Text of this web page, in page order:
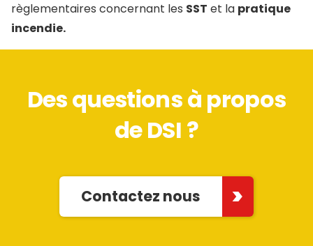
règlementaires concernant les SST et la pratique
incendie.
Des questions à propos
de DSI ?
Contactez nous